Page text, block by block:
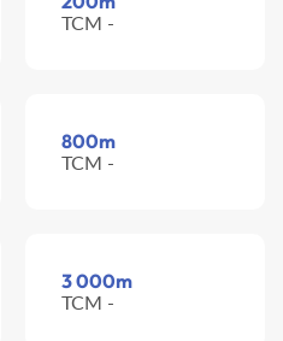
TCM -
800m
TCM -
3 000m
TCM -